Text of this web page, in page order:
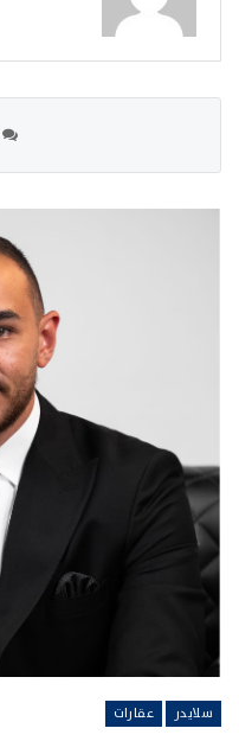
سلايدر عقارات